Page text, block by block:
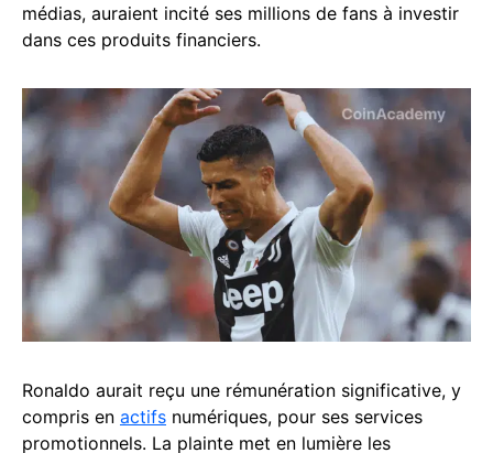
médias, auraient incité ses millions de fans à investir
dans ces produits financiers.
Ronaldo aurait reçu une rémunération significative, y
compris en actifs numériques, pour ses services
promotionnels. La plainte met en lumière les